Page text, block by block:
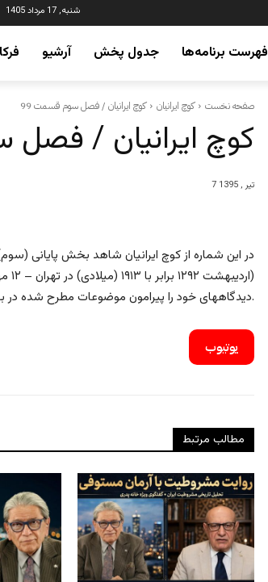
شنبه, 17 مرداد 1405
فهرست برنامه‌ها جدول پخش آرشیو
صفحه نخست کوچ ایرانیان کوچ ایرانیان / فصل سوم قسمت 99
کوچ ایرانیان / فصل
7 تیر , 1395
در این شماره از کوچ ایرانیان شاهد بخش پایانی
دیدگاههای خود را پیرامون موضوعات مطرح شده در برنامه با ما در میان بگذارید.
یوتیوب
مطالب مرتبط